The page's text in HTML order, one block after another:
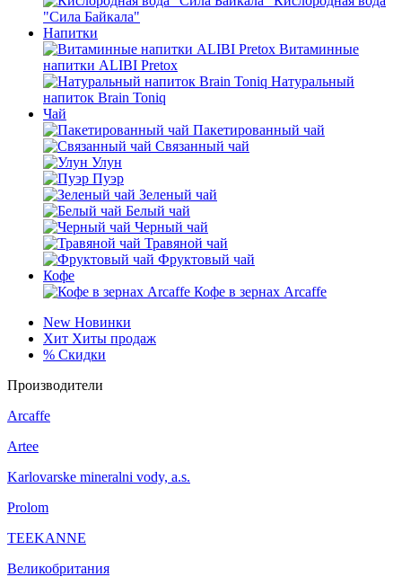
"Сила Байкала"
Напитки
Витаминные
напитки ALIBI Pretox
Натуральный
напиток Brain Toniq
Чай
Пакетированный чай
Связанный чай
Улун
Пуэр
Зеленый чай
Белый чай
Черный чай
Травяной чай
Фруктовый чай
Кофе
Кофе в зернах Arcaffe
New Новинки
Хит Хиты продаж
% Скидки
Производители
Arcaffe
Artee
Karlovarske mineralni vody, a.s.
Prolom
TEEKANNE
Великобритания